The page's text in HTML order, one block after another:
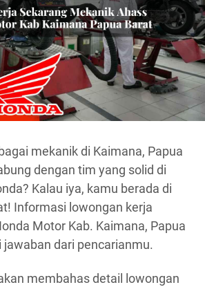
mekanik di Kaimana, Papua
dengan tim yang solid di
Kalau iya, kamu berada di
Informasi lowongan kerja
Motor Kab. Kaimana, Papua
jawaban dari pencarianmu.
membahas detail lowongan